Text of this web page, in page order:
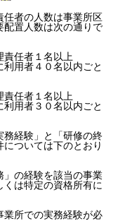
任者の人数は事業所区
配置人数は次の通りで
任者１名以上
用者４０名以内ごと
任者１名以上
用者３０名以内ごと
務経験」と「研修の終
ついては下のとおり
」の経験を該当の事業
は特定の資格所有に
業所での実務経験が必